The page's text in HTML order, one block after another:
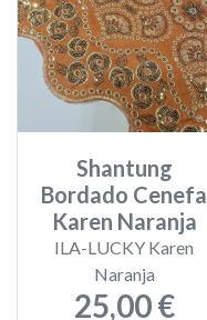
Shantung
Bordado Cenefa
Karen Naranja
ILA-LUCKY Karen
Naranja
25,00 €